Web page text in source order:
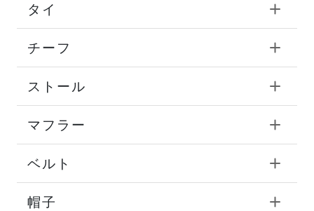
タイ
チーフ
ストール
マフラー
ベルト
帽子